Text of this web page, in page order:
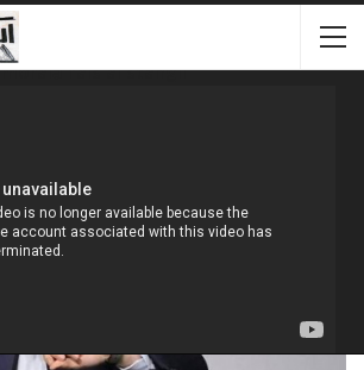
se leapădă de neo-marxism: „Vom
totdeauna zidul de superioritate
morală fals al stângii”